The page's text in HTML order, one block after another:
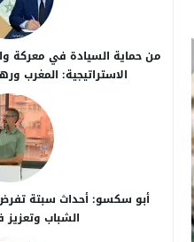
من حماية السيادة في معركة
الاستراتيجية: المغرب
أبو سكسو: أحداث سبتة
الشباب وتعزيز